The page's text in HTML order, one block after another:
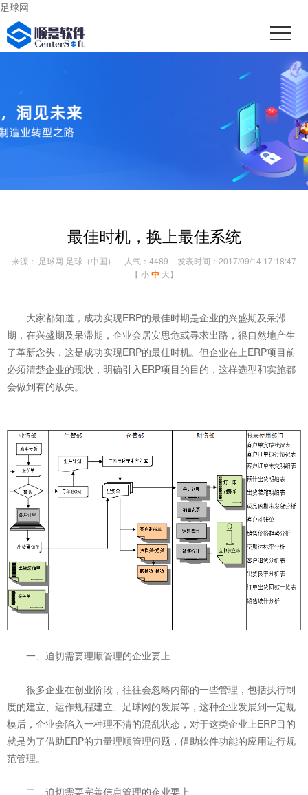
足球网
最佳时机，换上最佳系统
来源： 足球网-足球（中国） 人气：4489
发表时间：2017/09/14 17:18:47
【 小 中 大】
大家都知道，成功实现ERP的最佳时期是企业的兴盛期及呆滞
期，在兴盛期及呆滞期，企业会居安思危或寻求出路，很自然地产生
了革新念头，这是成功实现ERP的最佳时机。但企业在上ERP项目前
必须清楚企业的现状，明确引入ERP项目的目的，这样选型和实施都
会做到有的放矢。
一、迫切需要理顺管理的企业要上
很多企业在创业阶段，往往会忽略内部的一些管理，包括执行制
度的建立、运作规程建立、足球网的发展等，这种企业发展到一定规
模后，企业会陷入一种理不清的混乱状态，对于这类企业上ERP目的
就是为了借助ERP的力量理顺管理问题，借助软件功能的应用进行规
范管理。
二、迫切需要完善信息管理的企业要上